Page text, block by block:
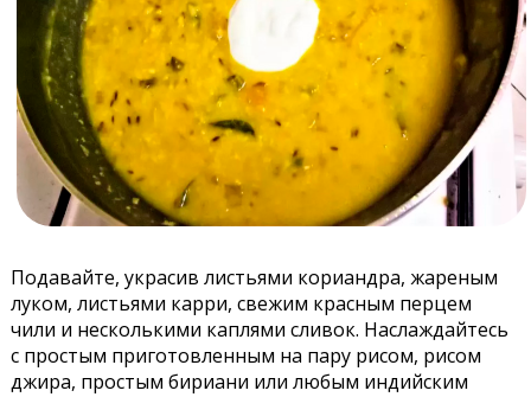
Подавайте, украсив листьями кориандра, жареным
луком, листьями карри, свежим красным перцем
чили и несколькими каплями сливок. Наслаждайтесь
с простым приготовленным на пару рисом, рисом
джира, простым бириани или любым индийским